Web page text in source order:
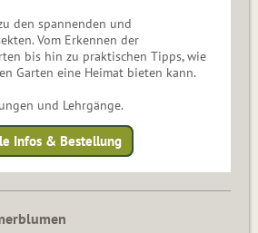
den spannenden und
Vom Erkennen der
bis hin zu praktischen Tipps, wie
Garten eine Heimat bieten kann.
und Lehrgänge.
Infos & Bestellung